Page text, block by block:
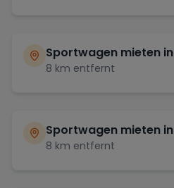
Sportwagen mieten in
8 km entfernt
Sportwagen mieten in
8 km entfernt